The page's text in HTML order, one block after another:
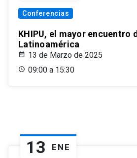
Conferencias
KHIPU, el mayor encuentro
Latinoamérica
13 de Marzo de 2025
09:00 a 15:30
13 ENE